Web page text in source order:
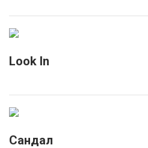
Look In
Сандал